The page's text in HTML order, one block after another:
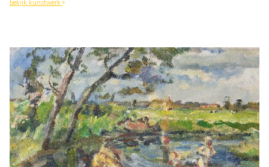
bekijk kunstwerk